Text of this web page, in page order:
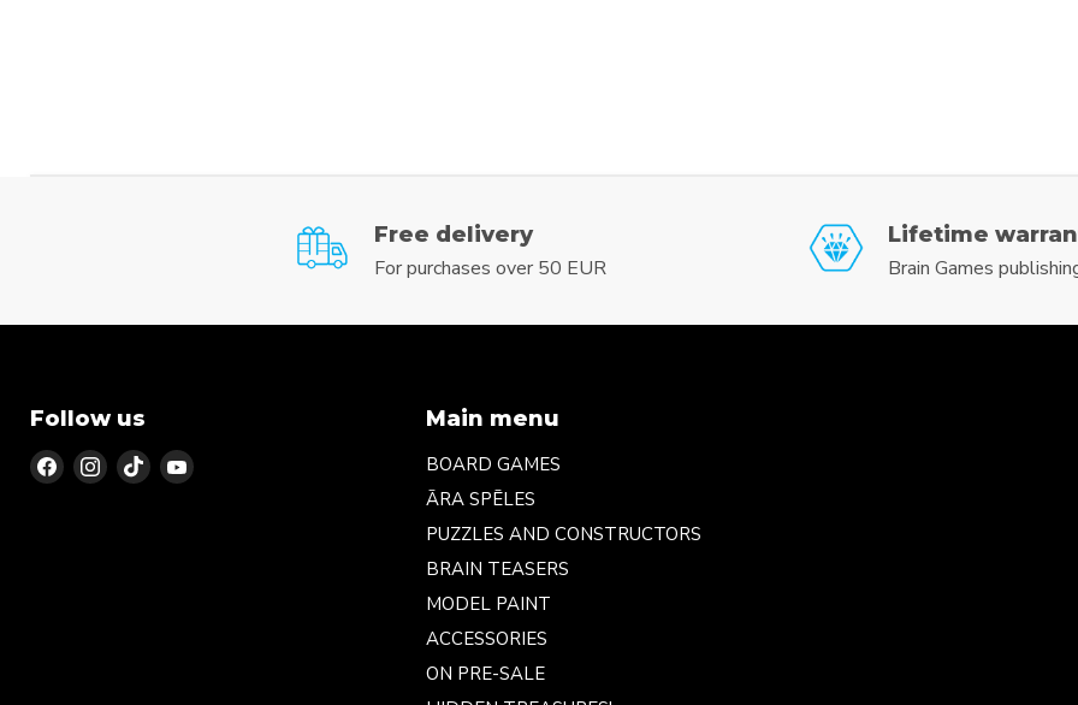
Free delivery
For purchases over 50 EUR
Lifetime
Brain Games
Follow us
Find Find Find Find
Main menu
BOARD GAMES
ĀRA SPĒLES
PUZZLES AND CONSTRUCTORS
BRAIN TEASERS
MODEL PAINT
ACCESSORIES
ON PRE-SALE